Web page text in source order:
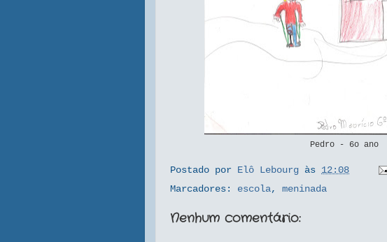
Pedro - 6o ano
Postado por Elô Lebourg às 12:08
Marcadores: escola, meninada
Nenhum comentário: